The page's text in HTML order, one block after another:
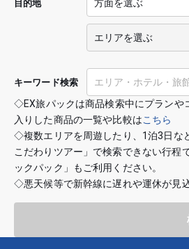
目的地
キーワード検索
◇EX旅パックは商品検索中にプランや
入りした商品の一覧や比較はこちら
◇複数エリアを周遊したり、1泊3日な
こだわりツアー」で検索できない行程
ックパック」もご利用ください。
◇悪天候等で新幹線に遅れや運休が見